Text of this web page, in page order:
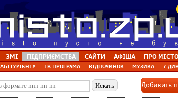
ЗМІ ПІДПРИЄМСТВА САЙТИ АФІША ПРО МІСТО
АБІТУРІЄНТУ ТВ-ПРОГРАМА ВІДПОЧИНОК МУЗИКА 7
Добавить